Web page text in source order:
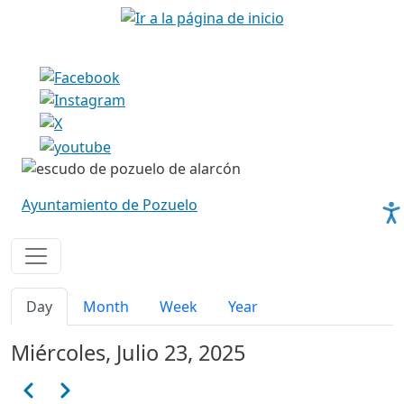
Pasar al contenido principal
Imagen
Imagen
Ayuntamiento de Pozuelo
Solapas principales
Day Month Week Year
Miércoles, Julio 23, 2025
Paginación
AnteriorSiguiente